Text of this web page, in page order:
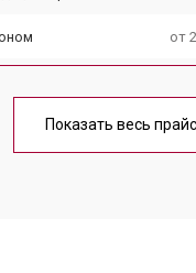
от
Показать весь прайс